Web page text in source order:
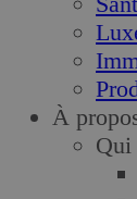
À
Qui